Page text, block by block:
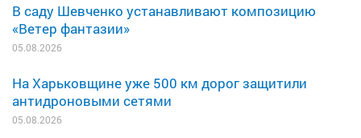
В саду Шевченко устанавливают композицию
«Ветер фантазии»
05.08.2026
На Харьковщине уже 500 км дорог защитили
антидроновыми сетями
05.08.2026